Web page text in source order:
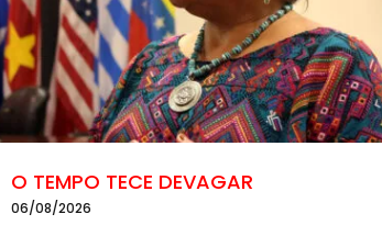
O TEMPO TECE DEVAGAR
06/08/2026